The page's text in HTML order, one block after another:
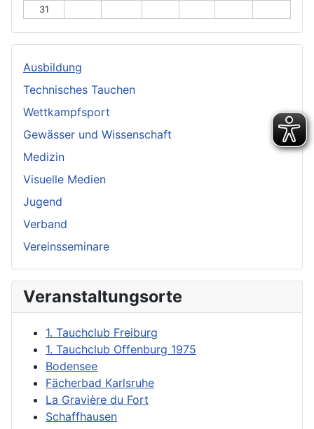
31
Ausbildung
Technisches Tauchen
Wettkampfsport
Gewässer und Wissenschaft
Medizin
Visuelle Medien
Jugend
Verband
Vereinsseminare
Veranstaltungsorte
1. Tauchclub Freiburg
1. Tauchclub Offenburg 1975
Bodensee
Fächerbad Karlsruhe
La Gravière du Fort
Schaffhausen